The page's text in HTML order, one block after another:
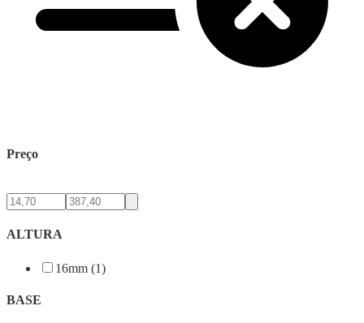
Preço
ALTURA
16mm (1)
BASE